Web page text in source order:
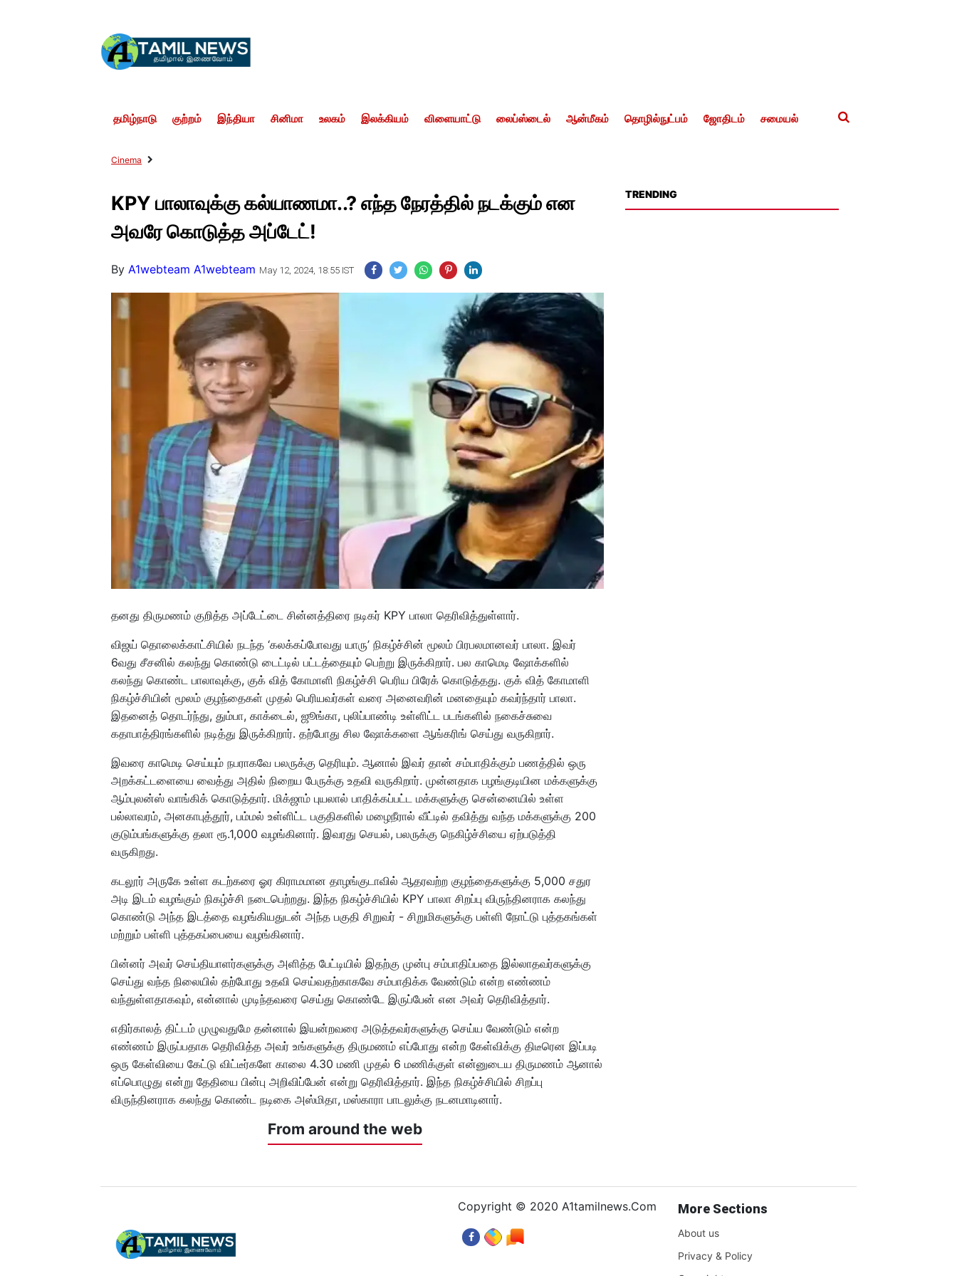
தமிழ்நாடு குற்றம் இந்தியா சினிமா உலகம் இலக்கியம் விளையாட்டு லைப்ஸ்டைல் ஆன்மீகம் தொழில்நுட்பம் ஜோதிடம் சமையல்
Cinema
KPY பாலாவுக்கு கல்யாணமா..? எந்த நேரத்தில் நடக்கும் என
அவரே கொடுத்த அப்டேட்!
ByA1webteam A1webteam May 12, 2024, 18:55 IST
தனது திருமணம் குறித்த அப்டேட்டை சின்னத்திரை நடிகர் KPY பாலா தெரிவித்துள்ளார்.
விஜய் தொலைக்காட்சியில் நடந்த ‘கலக்கப்போவது யாரு’ நிகழ்ச்சின் மூலம் பிரபலமானவர் பாலா. இவர்
6வது சீசனில் கலந்து கொண்டு டைட்டில் பட்டத்தையும் பெற்று இருக்கிறார். பல காமெடி ஷோக்களில்
கலந்து கொண்ட பாலாவுக்கு, குக் வித் கோமாளி நிகழ்ச்சி பெரிய பிரேக் கொடுத்தது. குக் வித் கோமாளி
நிகழ்ச்சியின் மூலம் குழந்தைகள் முதல் பெரியவர்கள் வரை அனைவரின் மனதையும் கவர்ந்தார் பாலா.
இதனைத் தொடர்ந்து, தும்பா, காக்டைல், ஜூங்கா, புலிப்பாண்டி உள்ளிட்ட படங்களில் நகைச்சுவை
கதாபாத்திரங்களில் நடித்து இருக்கிறார். தற்போது சில ஷோக்களை ஆங்கரிங் செய்து வருகிறார்.
இவரை காமெடி செய்யும் நபராகவே பலருக்கு தெரியும். ஆனால் இவர் தான் சம்பாதிக்கும் பணத்தில் ஒரு
அறக்கட்டளையை வைத்து அதில் நிறைய பேருக்கு உதவி வருகிறார். முன்னதாக பழங்குடியின மக்களுக்கு
ஆம்புலன்ஸ் வாங்கிக் கொடுத்தார். மிக்ஜாம் புயலால் பாதிக்கப்பட்ட மக்களுக்கு சென்னையில் உள்ள
பல்லாவரம், அனகாபுத்தூர், பம்மல் உள்ளிட்ட பகுதிகளில் மழைநீரால் வீட்டில் தவித்து வந்த மக்களுக்கு 200
குடும்பங்களுக்கு தலா ரூ.1,000 வழங்கினார். இவரது செயல், பலருக்கு நெகிழ்ச்சியை ஏற்படுத்தி
வருகிறது.
கடலூர் அருகே உள்ள கடற்கரை ஓர கிராமமான தாழங்குடாவில் ஆதரவற்ற குழந்தைகளுக்கு 5,000 சதுர
அடி இடம் வழங்கும் நிகழ்ச்சி நடைபெற்றது. இந்த நிகழ்ச்சியில் KPY பாலா சிறப்பு விருந்தினராக கலந்து
கொண்டு அந்த இடத்தை வழங்கியதுடன் அந்த பகுதி சிறுவர் - சிறுமிகளுக்கு பள்ளி நோட்டு புத்தகங்கள்
மற்றும் பள்ளி புத்தகப்பையை வழங்கினார்.
பின்னர் அவர் செய்தியாளர்களுக்கு அளித்த பேட்டியில் இதற்கு முன்பு சம்பாதிப்பதை இல்லாதவர்களுக்கு
செய்து வந்த நிலையில் தற்போது உதவி செய்வதற்காகவே சம்பாதிக்க வேண்டும் என்ற எண்ணம்
வந்துள்ளதாகவும், என்னால் முடிந்தவரை செய்து கொண்டே இருப்பேன் என அவர் தெரிவித்தார்.
எதிர்காலத் திட்டம் முழுவதுமே தன்னால் இயன்றவரை அடுத்தவர்களுக்கு செய்ய வேண்டும் என்ற
எண்ணம் இருப்பதாக தெரிவித்த அவர் உங்களுக்கு திருமணம் எப்போது என்ற கேள்விக்கு திடீரென இப்படி
ஒரு கேள்வியை கேட்டு விட்டீர்களே காலை 4.30 மணி முதல் 6 மணிக்குள் என்னுடைய திருமணம் ஆனால்
எப்பொழுது என்று தேதியை பின்பு அறிவிப்பேன் என்று தெரிவித்தார். இந்த நிகழ்ச்சியில் சிறப்பு
விருந்தினராக கலந்து கொண்ட நடிகை அஸ்மிதா, மஸ்காரா பாடலுக்கு நடனமாடினார்.
From around the web
TRENDING
Copyright © 2020 A1tamilnews.Com More Sections
About us
Privacy & Policy